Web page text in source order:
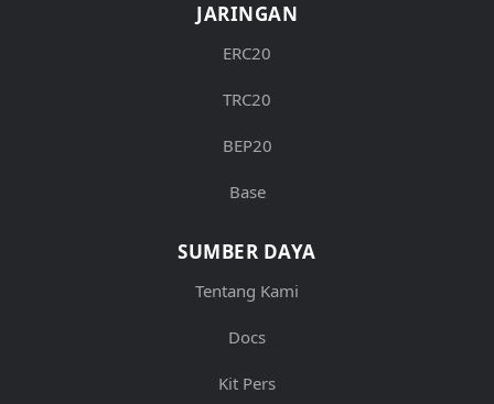
JARINGAN
ERC20
TRC20
BEP20
Base
SUMBER DAYA
Tentang Kami
Docs
Kit Pers